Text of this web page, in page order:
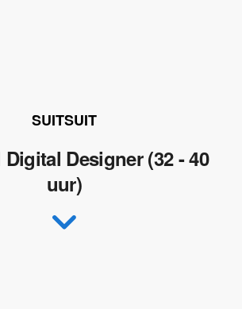
SUITSUIT
Designer (32 - 40
uur)